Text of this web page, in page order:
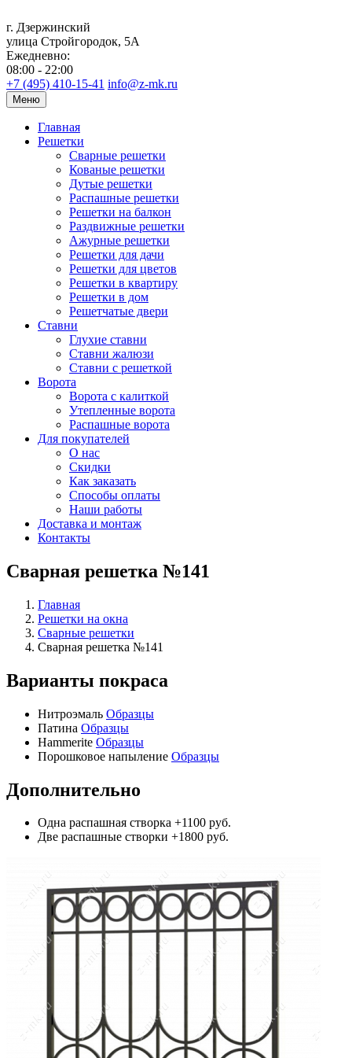
г. Дзержинский
улица Стройгородок, 5А
Ежедневно:
08:00 - 22:00
+7 (495) 410-15-41 info@z-mk.ru
Меню
Главная
Решетки
Сварные решетки
Кованые решетки
Дутые решетки
Распашные решетки
Решетки на балкон
Раздвижные решетки
Ажурные решетки
Решетки для дачи
Решетки для цветов
Решетки в квартиру
Решетки в дом
Решетчатые двери
Ставни
Глухие ставни
Ставни жалюзи
Ставни с решеткой
Ворота
Ворота с калиткой
Утепленные ворота
Распашные ворота
Для покупателей
О нас
Скидки
Как заказать
Способы оплаты
Наши работы
Доставка и монтаж
Контакты
Сварная решетка №141
Главная
Решетки на окна
Сварные решетки
Сварная решетка №141
Варианты покраса
Нитроэмаль Образцы
Патина Образцы
Hammerite Образцы
Порошковое напыление Образцы
Дополнительно
Одна распашная створка +1100 руб.
Две распашные створки +1800 руб.